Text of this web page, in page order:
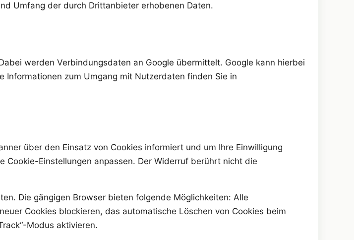
Umfang der durch Drittanbieter erhobenen Daten.
werden Verbindungsdaten an Google übermittelt. Google kann hierbei
Informationen zum Umgang mit Nutzerdaten finden Sie in
über den Einsatz von Cookies informiert und um Ihre Einwilligung
Cookie-Einstellungen anpassen. Der Widerruf berührt nicht die
Die gängigen Browser bieten folgende Möglichkeiten: Alle
Cookies blockieren, das automatische Löschen von Cookies beim
Modus aktivieren.